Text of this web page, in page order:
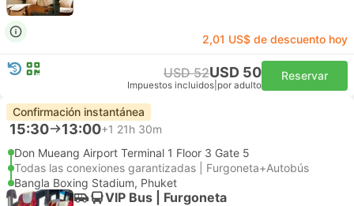
2,01 US$ de descuento hoy
USD 52USD 50
Impuestos incluidos por adulto
Reservar
Confirmación instantánea
15:30 13:00+1 21h 30m
Don Mueang Airport Terminal 1 Floor 3 Gate 5
Todas las conexiones garantizadas | Furgoneta+Autobús
Bangla Boxing Stadium, Phuket
VIP Bus | Furgoneta